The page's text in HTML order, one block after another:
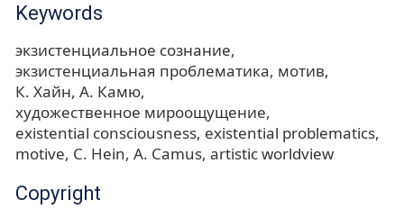
Keywords
экзистенциальное сознание
экзистенциальная проблематика мотив
К. Хайн А. Камю
художественное мироощущение
existential consciousness existential problematics
motive С. Hein A. Camus artistic worldview
Copyright